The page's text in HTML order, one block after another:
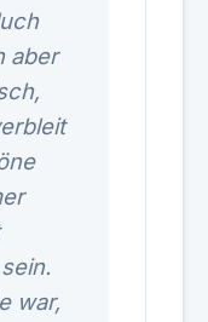
aber
war,